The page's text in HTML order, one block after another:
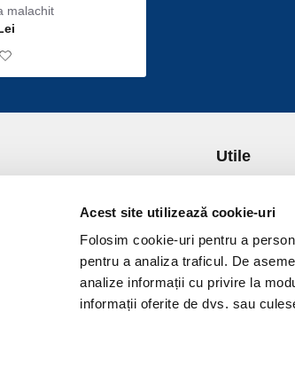
Acest site utilizează cookie-uri
Folosim cookie-uri pentru a
pentru a analiza traficul. De
analize informații cu privire la
informații oferite de dvs. sau
malachit
145 611 (Comenzi Telefonice)
Utile
Transport si
Politica de
Politica de
Politica
Termeni si